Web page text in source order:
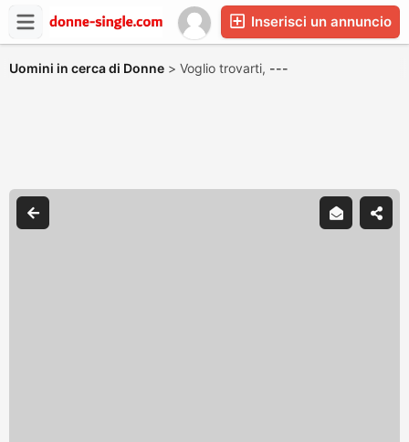
Inserisci un annuncio
Uomini in cerca di Donne > Voglio trovarti, ---